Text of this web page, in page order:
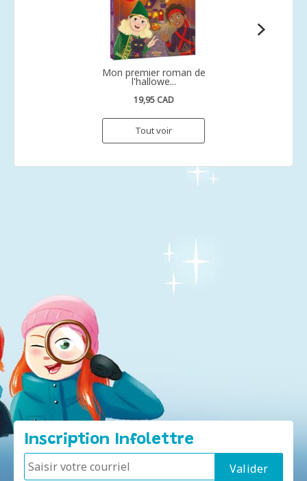
Mon premier roman de
l'hallowe...
19,95 CAD
Tout voir
Inscription Infolettre